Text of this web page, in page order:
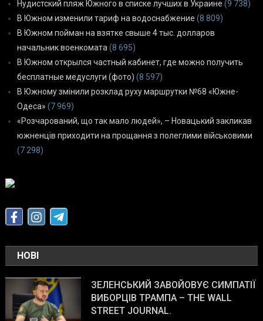
Нудистский пляж Южного в списке лучших в Украине (9 738)
В Южном изменили тариф на водоснабжение (8 809)
В Южном пойман на взятке свыше 4 тыс. долларов
начальник военкомата (8 695)
В Южном открылся частный кабинет, где можно получить
бесплатные медуслуги (фото) (8 597)
В Южному змінили розклад руху маршрутки №68 «Южне-
Одеса» (7 969)
«Розчарований, що так мало людей», – Новацький закликав
южненців приходити на прощання з полеглими військовими
(7 298)
НОВІ
ЗЕЛЕНСЬКИЙ ЗАВОЙОВУЄ СИМПАТІЇ
ВИБОРЦІВ ТРАМПА – THE WALL
STREET JOURNAL.